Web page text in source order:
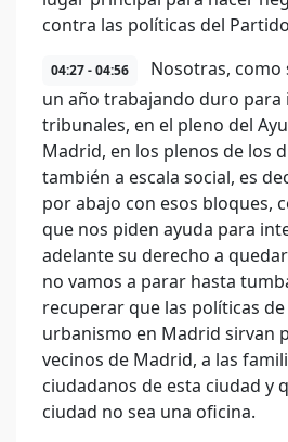
contra las políticas del
04:27 - 04:56
Nosotras, como
un año trabajando duro para
tribunales, en el pleno del
Madrid, en los plenos de los
también a escala social, es
por abajo con esos bloques,
que nos piden ayuda para
adelante su derecho a
no vamos a parar hasta
recuperar que las políticas
urbanismo en Madrid sirvan
vecinos de Madrid, a las
ciudadanos de esta ciudad y
ciudad no sea una oficina.